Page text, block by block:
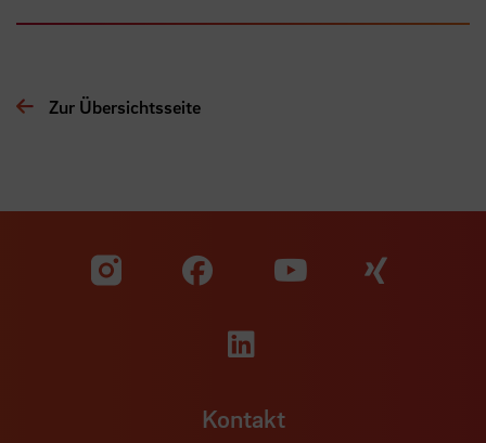
Zur Übersichtsseite
Zu unserer Facebook
Zu
Zu unserer
Kontakt